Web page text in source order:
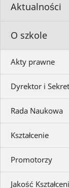
Aktualności
O szkole
Akty prawne
Dyrektor i
Rada Naukowa
Kształcenie
Promotorzy
Jakość